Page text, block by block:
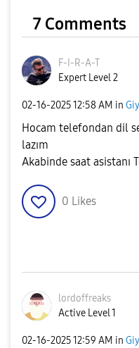
7 Comments
F-I-R-A-T
Expert Level 2
‎02-16-202512:58 AM in
Hocam telefondan dil
lazım
Akabinde saat asistanı
0 Likes
lordoffreaks
Active Level 1
‎02-16-202512:59 AM in